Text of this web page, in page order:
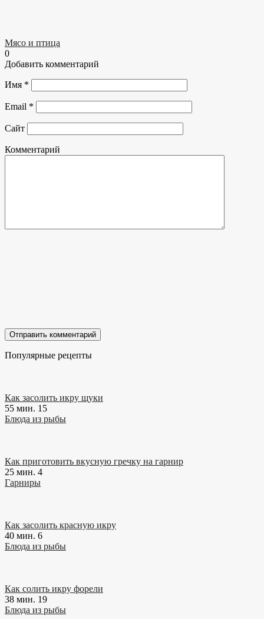
Мясо и птица
0
Добавить комментарий
Имя *
Email *
Сайт
Комментарий
Популярные рецепты
Как засолить икру щуки
55 мин. 15
Блюда из рыбы
Как приготовить вкусную гречку на гарнир
25 мин. 4
Гарниры
Как засолить красную икру
40 мин. 6
Блюда из рыбы
Как солить икру форели
38 мин. 19
Блюда из рыбы